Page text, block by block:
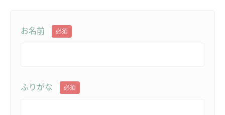
お名前 必須
ふりがな 必須